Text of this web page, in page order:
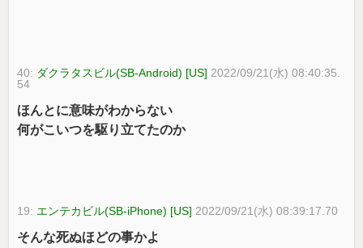
40: ダクラタスビル(SB-Android) [US] 2022/09/21(水) 08:40:35.
54
ほんとに意味がわからない
何がこいつを駆り立てたのか
19: エンテカビル(SB-iPhone) [US] 2022/09/21(水) 08:39:17.70
そんな死ぬほどの事かよ